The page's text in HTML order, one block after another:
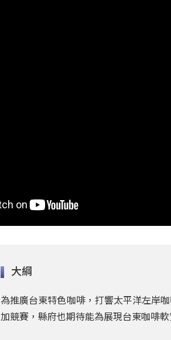
大綱
為推廣台東特色咖啡，打響太平洋左岸
加競賽，縣府也期待能為展現台東咖啡軟